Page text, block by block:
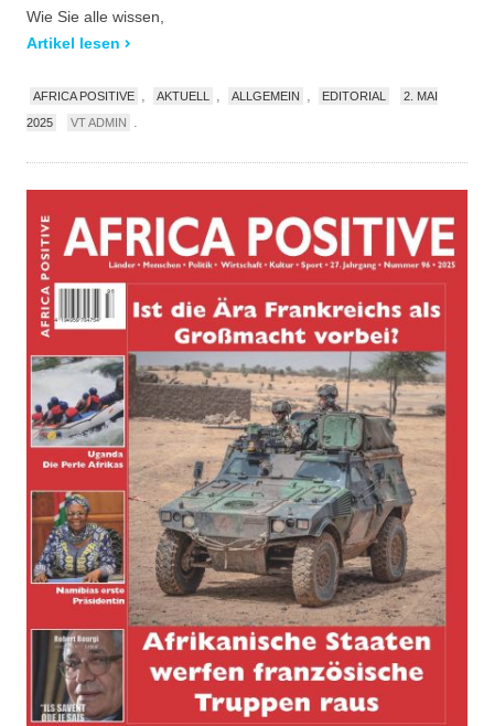
Wie Sie alle wissen,
Artikel lesen
AFRICA POSITIVE AKTUELL ALLGEMEIN EDITORIAL
2. MAI
2025
VT ADMIN